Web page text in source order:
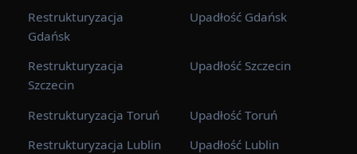
Restrukturyzacja
Gdańsk
Upadłość Gdańsk
Restrukturyzacja
Szczecin
Upadłość Szczecin
Restrukturyzacja Toruń
Upadłość Toruń
Restrukturyzacja Lublin
Upadłość Lublin